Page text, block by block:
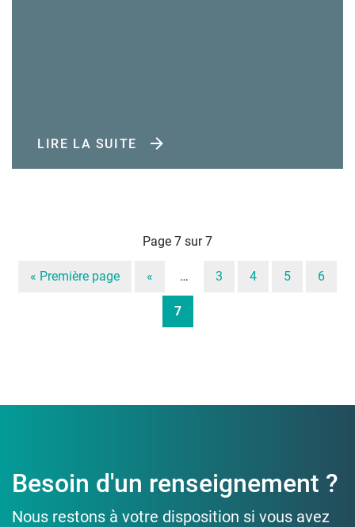
LIRE LA SUITE
Page 7 sur 7
« Première page « … 3 4 5 6
7
Besoin d'un renseignement ?
Nous restons à votre disposition si vous avez